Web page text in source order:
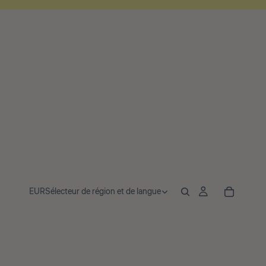
EURSélecteur de région et de langue